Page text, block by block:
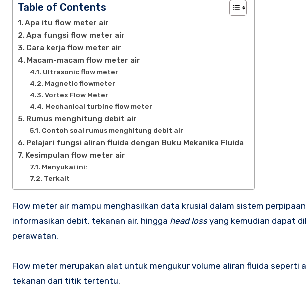
Table of Contents
Apa itu flow meter air
Apa fungsi flow meter air
Cara kerja flow meter air
Macam-macam flow meter air
Ultrasonic flow meter
Magnetic flowmeter
Vortex Flow Meter
Mechanical turbine flow meter
Rumus menghitung debit air
Contoh soal rumus menghitung debit air
Pelajari fungsi aliran fluida dengan Buku Mekanika Fluida
Kesimpulan flow meter air
Menyukai ini:
Terkait
Flow meter air mampu menghasilkan data krusial dalam sistem perpipaan. Data aliran air dapat mendeskripsikan
informasikan debit, tekanan air, hingga head lossyang kemudian dapat
perawatan.
Flow meter merupakan alat untuk mengukur volume aliran fluida seperti
tekanan dari titik tertentu.